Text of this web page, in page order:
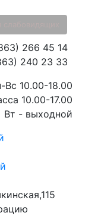
266 45 14
240 23 33
Вс 10.00-18.00
10.00-17.00
Вт - выходной